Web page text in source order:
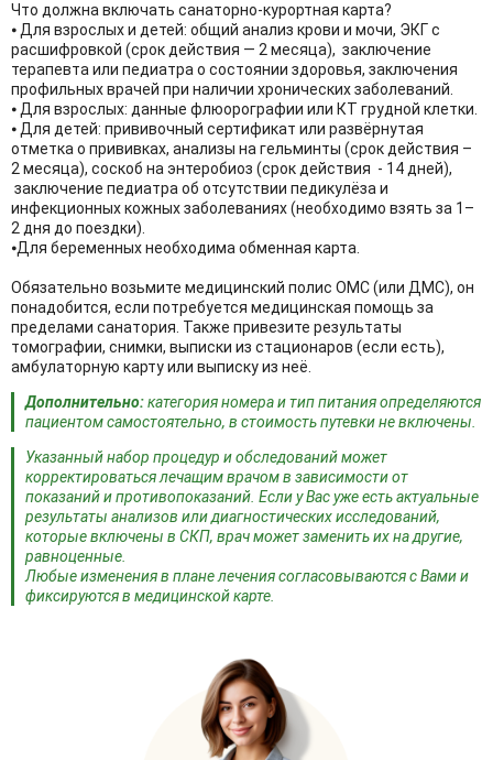
Грязелечение и парафинотерапия. Озокерит
региональный (1 процедура 2 парные
зоны)
по
показаниям
Грязелечение и парафинотерапия.
Грязевые аппликации региональные(1
процедура 2 парные зоны)
по
показаниям
Физиотерапия:
36
Кислородная терапия. Сеанс
аэроионотерапии
по
Кислородная терапия. Кислородный
коктейль
показаниям
Лазеротерапия. Сеанс местной
лазеротерапии
по
показаниям
Магнитотерапия. Сеанс терапии на
Магнитотерапия. Сеанс терапии на
по
Физиотерапия. Дарсонваль
по
показаниям
Физиотерапия. ДДТ
по
показаниям
Физиотерапия. ДМВ
по
Что должна включать санаторно-курортная карта?
⦁ Для взрослых и детей: общий анализ крови и мочи, ЭКГ с
расшифровкой (срок действия — 2 месяца), заключение
терапевта или педиатра о состоянии здоровья, заключения
профильных врачей при наличии хронических заболеваний.
⦁ Для взрослых: данные флюорографии или КТ грудной клетки.
⦁ Для детей: прививочный сертификат или развёрнутая
отметка о прививках, анализы на гельминты (срок действия –
2 месяца), соскоб на энтеробиоз (срок действия - 14 дней),
заключение педиатра об отсутствии педикулёза и
инфекционных кожных заболеваниях (необходимо взять за 1–
2 дня до поездки).
⦁Для беременных необходима обменная карта.
Обязательно возьмите медицинский полис ОМС (или ДМС), он
понадобится, если потребуется медицинская помощь за
пределами санатория. Также привезите результаты
томографии, снимки, выписки из стационаров (если есть),
амбулаторную карту или выписку из неё.
Дополнительно:категория номера и тип питания определяются
пациентом самостоятельно, в стоимость путевки не включены.
Указанный набор процедур и обследований может
корректироваться лечащим врачом в зависимости от
показаний и противопоказаний. Если у Вас уже есть актуальные
результаты анализов или диагностических исследований,
которые включены в СКП, врач может заменить их на другие,
равноценные.
Любые изменения в плане лечения согласовываются с Вами и
фиксируются в медицинской карте.